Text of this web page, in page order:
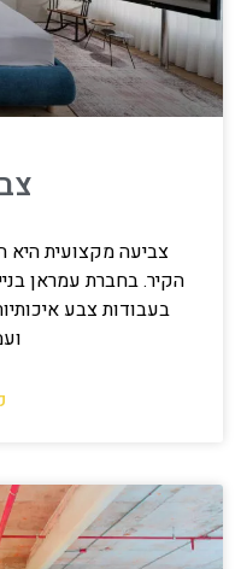
צביעה מקצועית
הקיר. בחברת עמראן
בעבודות צבע